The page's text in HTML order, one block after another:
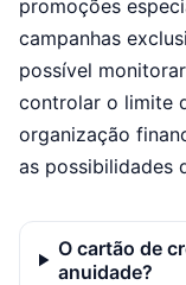
promoções
campanhas
possível
controlar o limite
organização
as possibilidades
O cartão de
anuidade?